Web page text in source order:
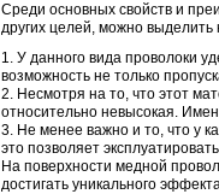
Среди основных свойств и
других целей, можно
У данного вида проволоки
возможность не только
Несмотря на то, что этот
относительно невысокая.
Не менее важно и то, что у
это позволяет
На поверхности медной
достигать уникального